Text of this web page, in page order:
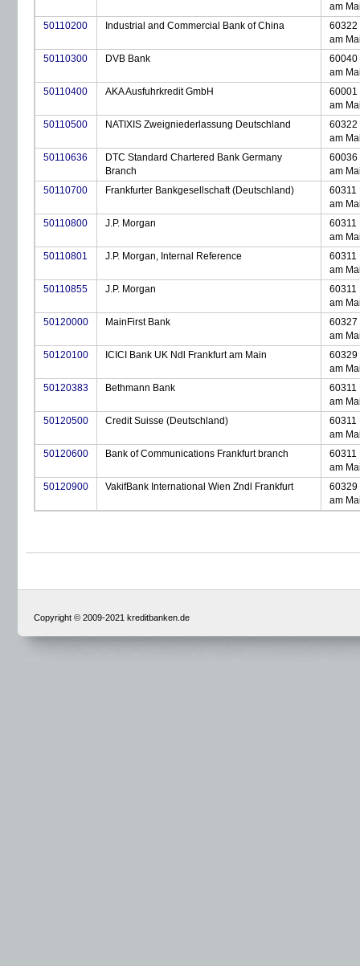
am
50110200
Industrial and Commercial Bank of China
60322
am
50110300
DVB Bank
60040
am
50110400
AKA Ausfuhrkredit GmbH
60001
am
50110500
NATIXIS Zweigniederlassung Deutschland
60322
am
50110636
DTC Standard Chartered Bank Germany
Branch
60036
am
50110700
Frankfurter Bankgesellschaft (Deutschland)
60311
am
50110800
J.P. Morgan
60311
am
50110801
J.P. Morgan, Internal Reference
60311
am
50110855
J.P. Morgan
60311
am
50120000
MainFirst Bank
60327
am
50120100
ICICI Bank UK Ndl Frankfurt am Main
60329
am
50120383
Bethmann Bank
60311
am
50120500
Credit Suisse (Deutschland)
60311
am
50120600
Bank of Communications Frankfurt branch
60311
am
50120900
VakifBank International Wien Zndl Frankfurt
60329
am
Copyright © 2009-2021 kreditbanken.de